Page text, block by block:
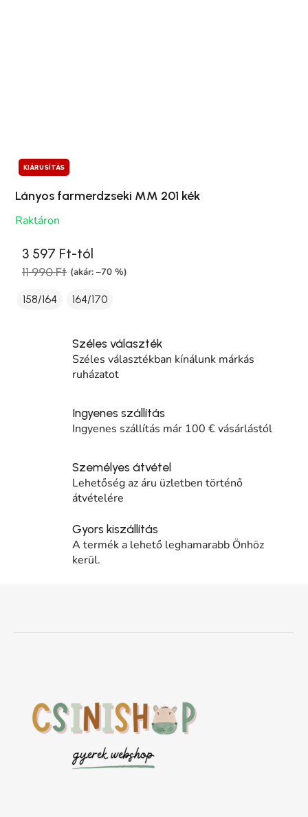
KIÁRUSÍTÁS
Lányos farmerdzseki MM 201 kék
Raktáron
3 597 Ft-tól
11 990 Ft (akár: –70 %)
158/164 164/170
Széles választék
Széles választékban kínálunk márkás
ruházatot
Ingyenes szállítás
Ingyenes szállítás már 100 € vásárlástól
Személyes átvétel
Lehetőség az áru üzletben történő
átvételére
Gyors kiszállítás
A termék a lehető leghamarabb Önhöz
kerül.